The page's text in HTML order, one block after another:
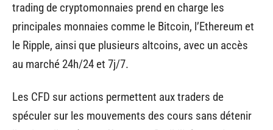
trading de cryptomonnaies prend en charge les
principales monnaies comme le Bitcoin, l’Ethereum et
le Ripple, ainsi que plusieurs altcoins, avec un accès
au marché 24h/24 et 7j/7.
Les CFD sur actions permettent aux traders de
spéculer sur les mouvements des cours sans détenir